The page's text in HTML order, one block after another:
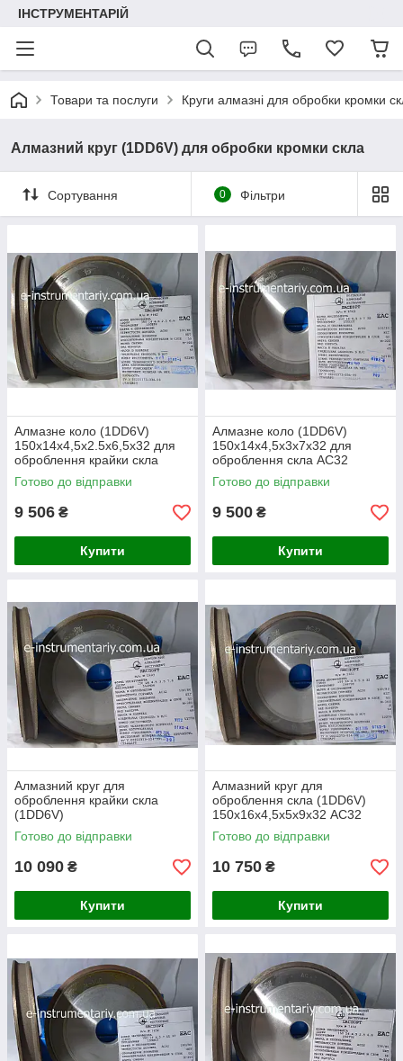
ІНСТРУМЕНТАРІЙ
Товари та послуги Круги алмазні для обробки кромки
Алмазний круг (1DD6V) для обробки кромки скла
Сортування 0 Фільтри
Алмазне коло (1DD6V)
150х14х4,5х2.5х6,5х32 для
оброблення крайки скла
АС32 зв'язка М-300
Готово до відправки
9 506 ₴
Купити
Алмазне коло (1DD6V)
150х14х4,5х3х7х32 для
оброблення скла АС32
зв'язка М-300
Готово до відправки
9 500 ₴
Купити
Алмазний круг для
оброблення крайки скла
(1DD6V)
150х14х4,5х3.5х7,5х32 АС32
зв'язка М-300
Готово до відправки
10 090 ₴
Купити
Алмазний круг для
оброблення скла (1DD6V)
150х16х4,5х5х9х32 АС32
зв'язка М-300
Готово до відправки
10 750 ₴
Купити